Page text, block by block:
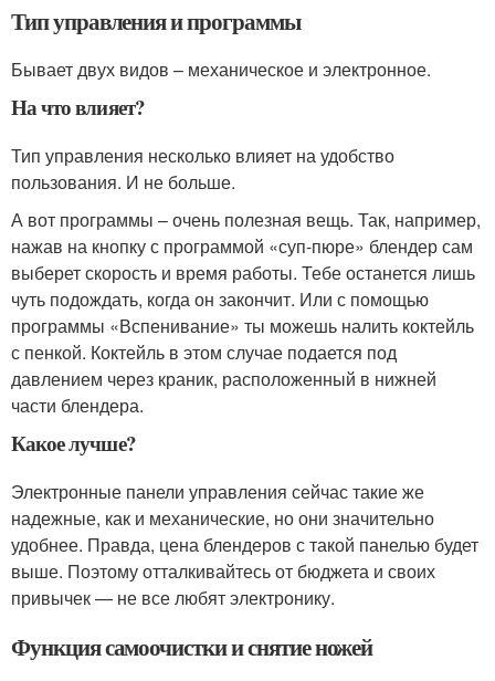
Тип управления и программы
Бывает двух видов – механическое и электронное.
На что влияет?
Тип управления несколько влияет на удобство
пользования. И не больше.
А вот программы – очень полезная вещь. Так, например,
нажав на кнопку с программой «суп-пюре» блендер сам
выберет скорость и время работы. Тебе останется лишь
чуть подождать, когда он закончит. Или с помощью
программы «Вспенивание» ты можешь налить коктейль
с пенкой. Коктейль в этом случае подается под
давлением через краник, расположенный в нижней
части блендера.
Какое лучше?
Электронные панели управления сейчас такие же
надежные, как и механические, но они значительно
удобнее. Правда, цена блендеров с такой панелью будет
выше. Поэтому отталкивайтесь от бюджета и своих
привычек — не все любят электронику.
Функция самоочистки и снятие ножей